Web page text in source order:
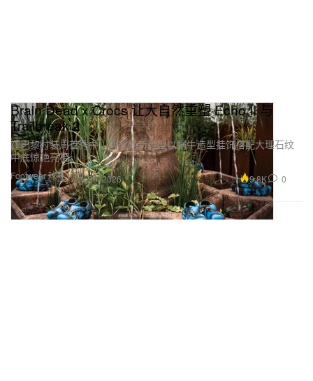
Footwear 球鞋
Brain Dead x Crocs 让大自然重塑 Echo II 与
Trailbreak 2
在巴黎时装周首秀中，两款焕新鞋型以蜗牛造型挂饰搭配大理石纹
中底惊艳亮相。
Jun 30, 2026 9.8K 0